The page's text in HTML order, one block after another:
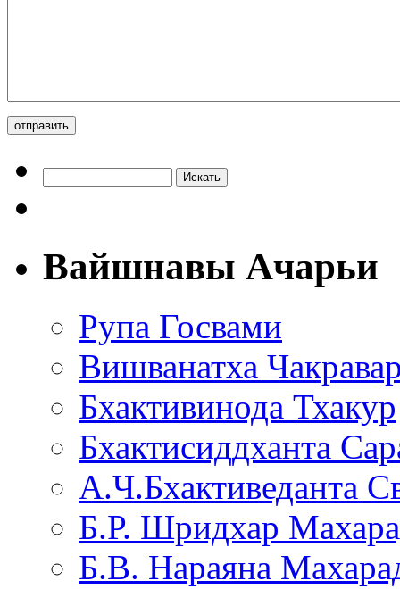
Вайшнавы Ачарьи
Рупа Госвами
Вишванатха
Бхактивинода Тхакур
Бхактисиддханта
А.Ч.Бхактиведанта
Б.Р. Шридхар
Б.В. Нараяна